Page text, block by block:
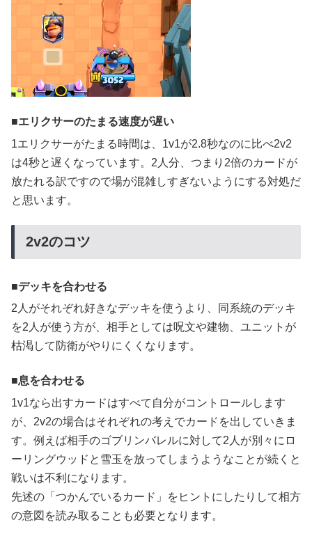
エリクサーのたまる速度が遅い
1エリクサーがたまる時間は、1v1が2.8秒なのに比べ2v2
は4秒と遅くなっています。2人分、つまり2倍のカードが
放たれる訳ですので場が混雑しすぎないようにする対処だ
と思います。
2v2のコツ
デッキを合わせる
2人がそれぞれ好きなデッキを使うより、同系統のデッキ
を2人が使う方が、相手としては呪文や建物、ユニットが
枯渇して防衛がやりにくくなります。
息を合わせる
1v1なら出すカードはすべて自分がコントロールします
が、2v2の場合はそれぞれの考えでカードを出していきま
す。例えば相手のゴブリンバレルに対して2人が別々にロ
ーリングウッドと雪玉を放ってしまうようなことが続くと
戦いは不利になります。
先述の「つかんでいるカード」をヒントにしたりして相方
の意図を読み取ることも必要となります。